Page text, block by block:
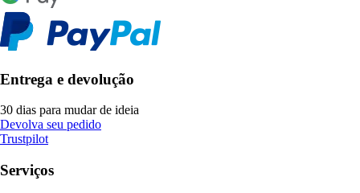
Entrega e devolução
30 dias para mudar de ideia
Devolva seu pedido
Trustpilot
Serviços